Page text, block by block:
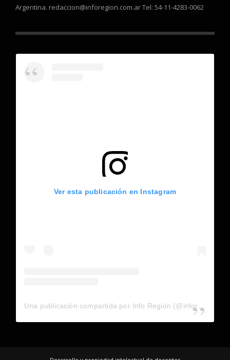
Argentina. redaccion@inforegion.com.ar Tel: 54-11-4283-0062
Ver esta publicación en Instagram
Una publicación compartida por Info Región (@inforegion_redes)